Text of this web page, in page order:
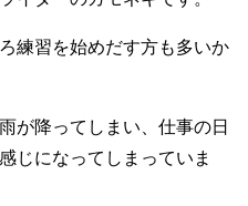
練習を始めだす方も多いか
が降ってしまい、仕事の日
じになってしまっていま